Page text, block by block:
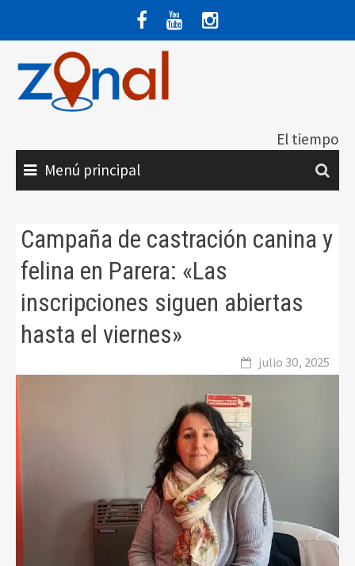
contenido
El tiempo
Menú principal
Campaña de castración canina y
felina en Parera: «Las
inscripciones siguen abiertas
hasta el viernes»
julio 30, 2025